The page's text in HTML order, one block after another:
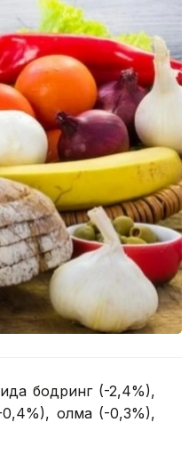
бодринг (-2,4%),
олма (-0,3%),